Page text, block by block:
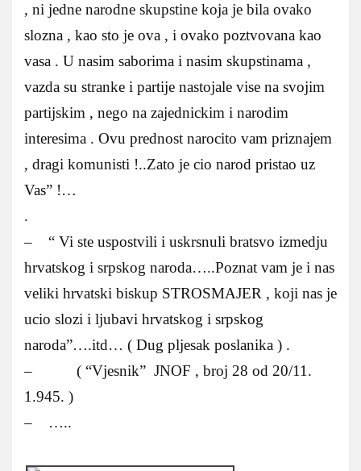
, ni jedne narodne skupstine koja je bila ovako
slozna , kao sto je ova , i ovako poztvovana kao
vasa . U nasim saborima i nasim skupstinama ,
vazda su stranke i partije nastojale vise na svojim
partijskim , nego na zajednickim i narodim
interesima . Ovu prednost narocito vam priznajem
, dragi komunisti !..Zato je cio narod pristao uz
Vas” !…
.
– “ Vi ste uspostvili i uskrsnuli bratsvo izmedju
hrvatskog i srpskog naroda…..Poznat vam je i nas
veliki hrvatski biskup STROSMAJER , koji nas je
ucio slozi i ljubavi hrvatskog i srpskog
naroda”….itd… ( Dug pljesak poslanika ) .
– ( “Vjesnik” JNOF , broj 28 od 20/11.
1.945. )
– …..